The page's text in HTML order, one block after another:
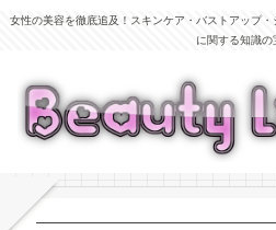
女性の美容を徹底追及！スキンケア・バストアップ
に関する知識の